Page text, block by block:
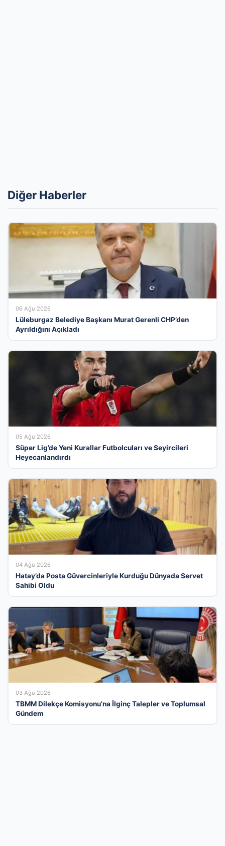
Diğer Haberler
06 Ağu 2026
Lüleburgaz Belediye Başkanı Murat Gerenli CHP’den
Ayrıldığını Açıkladı
05 Ağu 2026
Süper Lig’de Yeni Kurallar Futbolcuları ve Seyircileri
Heyecanlandırdı
04 Ağu 2026
Hatay’da Posta Güvercinleriyle Kurduğu Dünyada Servet
Sahibi Oldu
03 Ağu 2026
TBMM Dilekçe Komisyonu’na İlginç Talepler ve Toplumsal
Gündem